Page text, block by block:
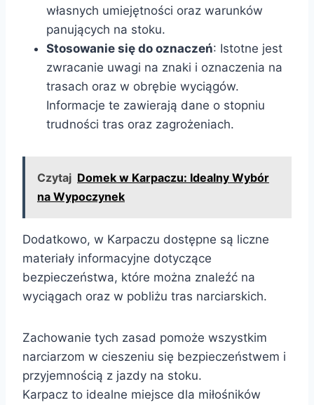
własnych umiejętności oraz warunków
panujących na stoku.
Stosowanie się do oznaczeń: Istotne jest
zwracanie uwagi na znaki i oznaczenia na
trasach oraz w obrębie wyciągów.
Informacje te zawierają dane o stopniu
trudności tras oraz zagrożeniach.
Czytaj Domek w Karpaczu: Idealny Wybór
na Wypoczynek
Dodatkowo, w Karpaczu dostępne są liczne
materiały informacyjne dotyczące
bezpieczeństwa, które można znaleźć na
wyciągach oraz w pobliżu tras narciarskich.
Zachowanie tych zasad pomoże wszystkim
narciarzom w cieszeniu się bezpieczeństwem i
przyjemnością z jazdy na stoku.
Karpacz to idealne miejsce dla miłośników